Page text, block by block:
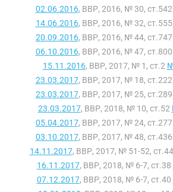
02.06.2016, ВВР, 2016, № 30, ст.542
14.06.2016, ВВР, 2016, № 32, ст.555
20.09.2016, ВВР, 2016, № 44, ст.747
06.10.2016, ВВР, 2016, № 47, ст.800
15.11.2016, ВВР, 2017, № 1, ст.2
23.03.2017, ВВР, 2017, № 18, ст.222
23.03.2017, ВВР, 2017, № 25, ст.289
23.03.2017, ВВР, 2018, № 10, ст.52
05.04.2017, ВВР, 2017, № 24, ст.277
03.10.2017, ВВР, 2017, № 48, ст.436
14.11.2017, ВВР, 2017, № 51-52,
16.11.2017, ВВР, 2018, № 6-7, ст.38
07.12.2017, ВВР, 2018, № 6-7, ст.40